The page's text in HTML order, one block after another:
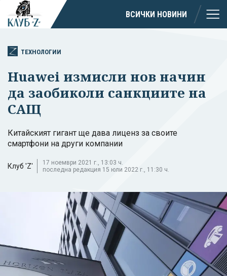
ВСИЧКИ НОВИНИ
ТЕХНОЛОГИИ
Huawei измисли нов начин
да заобиколи санкциите на
САЩ
Китайският гигант ще дава лиценз за своите
смартфони на други компании
Клуб 'Z'
17 ноември 2021 г., 13:03 ч.
последна редакция 15 юли 2022 г., 11:30 ч.